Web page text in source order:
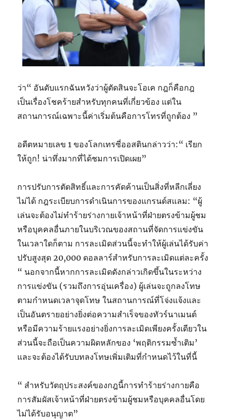
ว่า“ อันดับแรกฉันหวังว่าผู้ตัดสินจะโอเค กฎก็คือกฎ
เป็นเรื่องโชคร้ายสำหรับทุกคนที่เกี่ยวข้อง แต่ใน
สถานการณ์เฉพาะนี้ค่าเริ่มต้นคือการโทรที่ถูกต้อง ”
อดีตหมายเลข 1 ของโลกเทรซี่ออสตินกล่าวว่า:“ เรียก
ให้ถูก! น่าทึ่งมากที่ได้ชมการเปิดเผย”
การปรับการตัดสิทธิ์และการคัดค้านเป็นสิ่งที่หลีกเลี่ยง
ไม่ได้ กฎระเบียบการดำเนินการของแกรนด์สแลม: “ผู้
เล่นจะต้องไม่ทำร้ายร่างกายเจ้าหน้าที่ฝ่ายตรงข้ามผู้ชม
หรือบุคคลอื่นภายในบริเวณของสถานที่จัดการแข่งขัน
ในเวลาใดก็ตาม การละเมิดส่วนนี้จะทำให้ผู้เล่นได้รับค่า
ปรับสูงสุด 20,000 ดอลลาร์สำหรับการละเมิดแต่ละครั้ง
“ นอกจากนี้หากการละเมิดดังกล่าวเกิดขึ้นในระหว่าง
การแข่งขัน (รวมถึงการอุ่นเครื่อง) ผู้เล่นจะถูกลงโทษ
ตามกำหนดเวลาจุดโทษ ในสถานการณ์ที่โจ่งแจ้งและ
เป็นอันตรายอย่างยิ่งต่อความสำเร็จของทัวร์นาเมนต์
หรือมีความร้ายแรงอย่างยิ่งการละเมิดเพียงครั้งเดียวใน
ส่วนนี้จะถือเป็นความผิดหลักของ ‘พฤติกรรมซ้ำเติม’
และจะต้องได้รับบทลงโทษเพิ่มเติมที่กำหนดไว้ในที่นี้
“ สำหรับวัตถุประสงค์ของกฎนี้การทำร้ายร่างกายคือ
การสัมผัสเจ้าหน้าที่ฝ่ายตรงข้ามผู้ชมหรือบุคคลอื่นโดย
ไม่ได้รับอนุญาต”